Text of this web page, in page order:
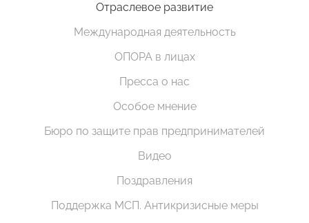
Отраслевое развитие
Международная деятельность
ОПОРА в лицах
Пресса о нас
Особое мнение
Бюро по защите прав предпринимателей
Видео
Поздравления
Поддержка МСП. Антикризисные меры